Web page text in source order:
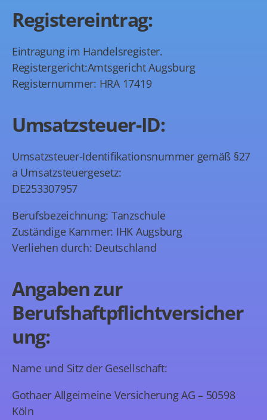
Registereintrag:
Eintragung im Handelsregister.
Registergericht:Amtsgericht Augsburg
Registernummer: HRA 17419
Umsatzsteuer-ID:
Umsatzsteuer-Identifikationsnummer gemäß §27
a Umsatzsteuergesetz:
DE253307957
Berufsbezeichnung: Tanzschule
Zuständige Kammer: IHK Augsburg
Verliehen durch: Deutschland
Angaben zur
Berufshaftpflichtversicher
ung:
Name und Sitz der Gesellschaft:
Gothaer Allgeimeine Versicherung AG – 50598
Köln